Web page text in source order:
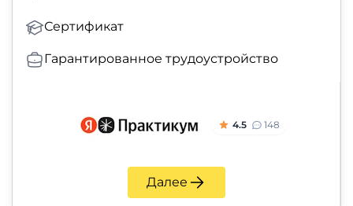
Сертификат
Гарантированное трудоустройство
4.5 148
Далее